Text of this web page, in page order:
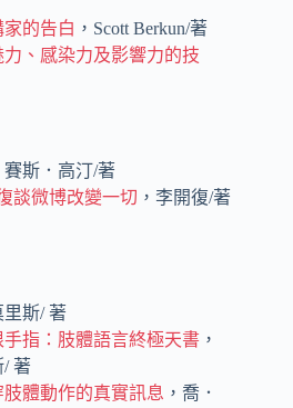
的告白 ，Scott Berkun/著
、感染力及影響力的技
賽斯．高汀/著
談微博改變一切 ，李開復/著
斯/ 著
指：肢體語言終極天書 ，
著
肢體動作的真實訊息 ，喬．